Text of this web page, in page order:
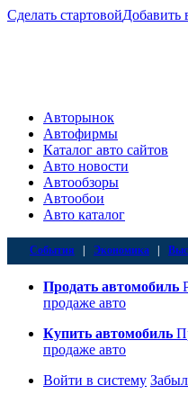
Сделать стартовойДобавить
Авторынок
Автофирмы
Каталог авто сайтов
Авто новости
Автообзоры
Автообои
Авто каталог
События Экономика
Продать автомобиль
продаже авто
Купить автомобиль
продаже авто
Войти в систему